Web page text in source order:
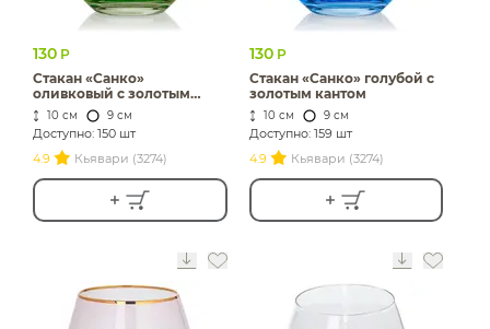
130 Р
Стакан «Санко»
оливковый с золотым
кантом
10 см 9 см
Доступно: 150 шт
4.9
Кьявари (3274)
130 Р
Стакан «Санко» голубой с
золотым кантом
10 см 9 см
Доступно: 159 шт
4.9
Кьявари (3274)